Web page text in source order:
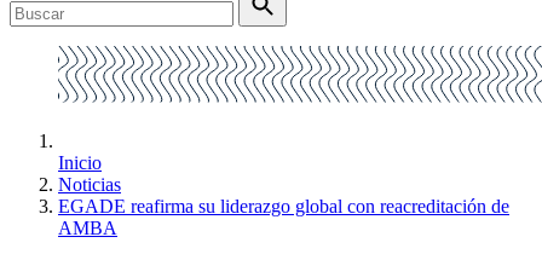
Inicio
Noticias
EGADE reafirma su liderazgo global con reacreditación de
AMBA